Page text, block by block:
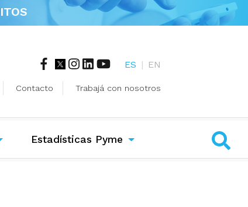
ES | EN
Contacto Trabajá con nosotros
Estadísticas Pyme